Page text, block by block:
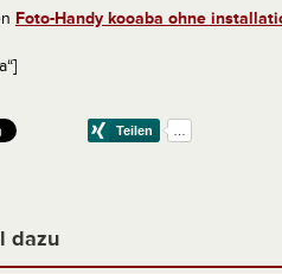
Foto-Handy kooaba ohne
dazu